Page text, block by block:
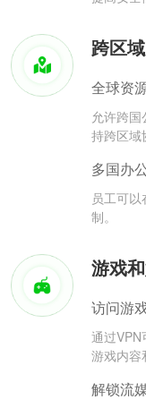
跨区
全球资
允许跨
持跨区域
多国办
员工可
制。
游戏
访问游
通过VPN
游戏内容
解锁流